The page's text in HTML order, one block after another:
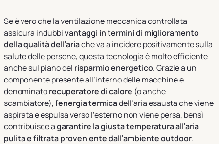
Se è vero che la ventilazione meccanica controllata
assicura indubbivantaggi in termini di miglioramento
della qualità dell’ariache va a incidere positivamente sulla
salute delle persone, questa tecnologia è molto efficiente
anche sul piano del risparmio energetico. Grazie a un
componente presente all’interno delle macchine e
denominatorecuperatore di calore (o anche
scambiatore), l’energia termicadell’aria esausta che viene
aspirata e espulsa verso l’esterno non viene persa, bensì
contribuisce agarantire la giusta temperatura all’aria
pulita e filtrata proveniente dall’ambiente outdoor.